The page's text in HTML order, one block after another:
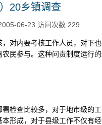
20乡镇调查
06-23 访问次数:229
对内要考核工作人员，对下
民参与。这种问责制度运行
检查比较多，对于地市级的
形成，对于县级工作不仅有